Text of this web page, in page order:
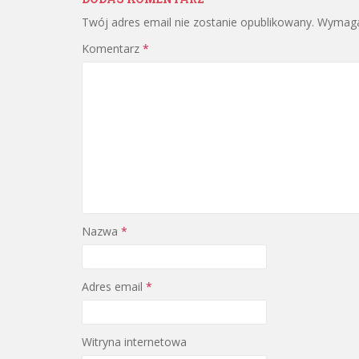
Twój adres email nie zostanie opublikowany.
Komentarz *
Nazwa *
Adres email *
Witryna internetowa